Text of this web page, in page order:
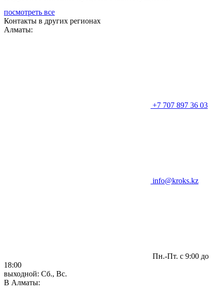
посмотреть все
Контакты в других регионах
Алматы:
+7 707 897 36 03
info@kroks.kz
Пн.-Пт. с 9:00 до
18:00
выходной: Сб., Вс.
В Алматы: